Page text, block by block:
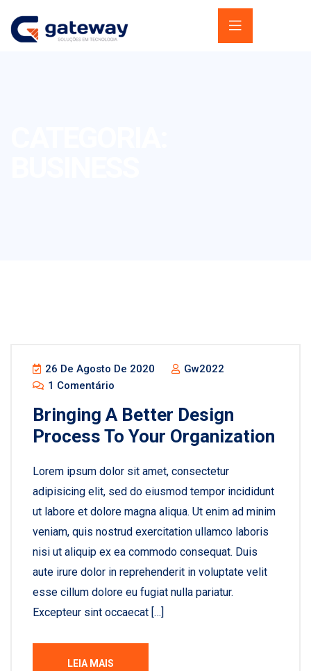
26 De Agosto De 2020
Gw2022
1 Comentário
Bringing A Better Design
Process To Your Organization
Lorem ipsum dolor sit amet, consectetur
adipisicing elit, sed do eiusmod tempor incididunt
ut labore et dolore magna aliqua. Ut enim ad minim
veniam, quis nostrud exercitation ullamco laboris
nisi ut aliquip ex ea commodo consequat. Duis
aute irure dolor in reprehenderit in voluptate velit
esse cillum dolore eu fugiat nulla pariatur.
Excepteur sint occaecat […]
LEIA MAIS